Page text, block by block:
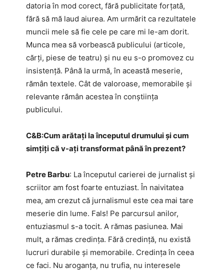
datoria în mod corect, fără publicitate forțată,
fără să mă laud aiurea. Am urmărit ca rezultatele
muncii mele să fie cele pe care mi le-am dorit.
Munca mea să vorbească publicului (articole,
cărți, piese de teatru) și nu eu s-o promovez cu
insistență. Până la urmă, în această meserie,
rămân textele. Cât de valoroase, memorabile și
relevante rămân acestea în conștiința
publicului.
C&B:​Cum arătați la începutul drumului și cum
simțiți că v-ați transformat până în prezent?
Petre Barbu: La începutul carierei de jurnalist și
scriitor am fost foarte entuziast. În naivitatea
mea, am crezut că jurnalismul este cea mai tare
meserie din lume. Fals! Pe parcursul anilor,
entuziasmul s-a tocit. A rămas pasiunea. Mai
mult, a rămas credința. Fără credință, nu există
lucruri durabile și memorabile. Credința în ceea
ce faci. Nu aroganța, nu trufia, nu interesele